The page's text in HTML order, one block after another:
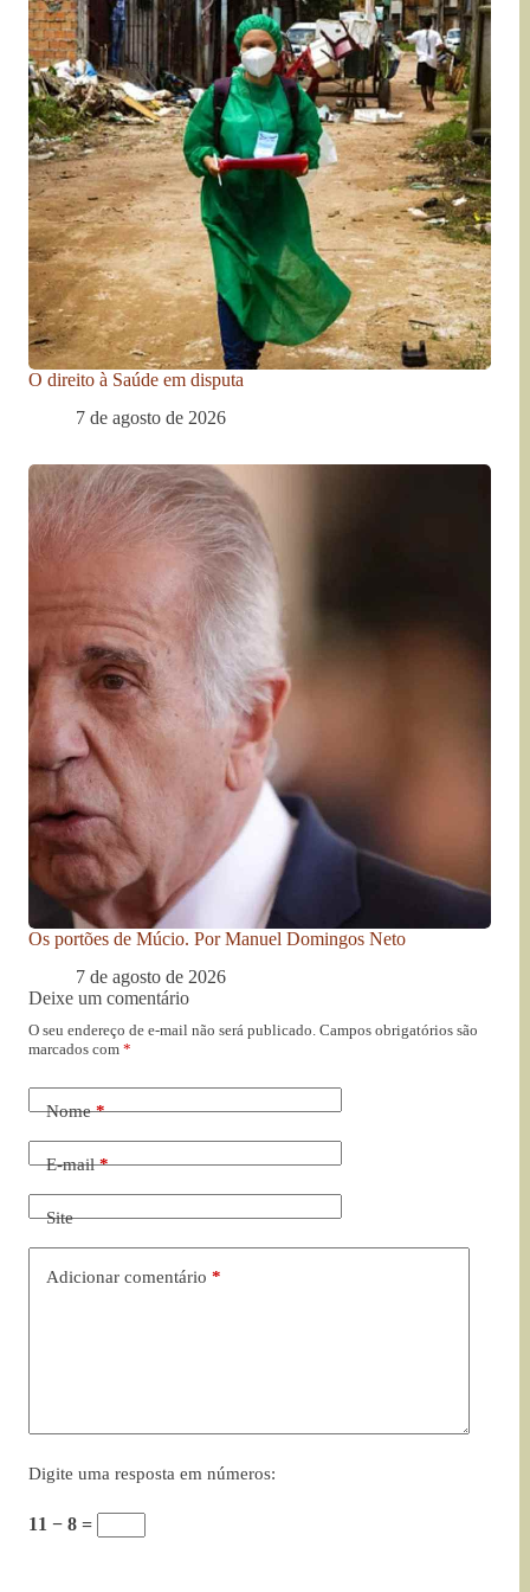
O direito à Saúde em disputa
7 de agosto de 2026
Os portões de Múcio. Por Manuel Domingos Neto
7 de agosto de 2026
Deixe um comentário
O seu endereço de e-mail não será publicado. Campos obrigatórios são
marcados com *
Nome*
E-mail*
Site
Adicionar comentário *
Digite uma resposta em números:
11 − 8 =